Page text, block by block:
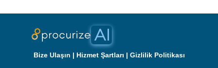
Bize Ulaşın | Hizmet Şartları | Gizlilik Politikası